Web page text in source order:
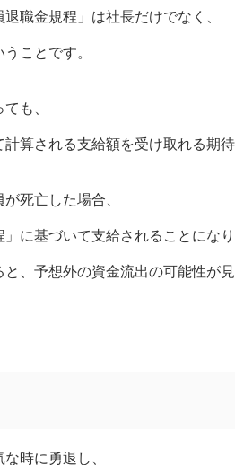
職金規程」は社長だけでなく、
ことです。
も、
計算される支給額を受け取れる期
死亡した場合、
に基づいて支給されることにな
、予想外の資金流出の可能性が
時に勇退し、